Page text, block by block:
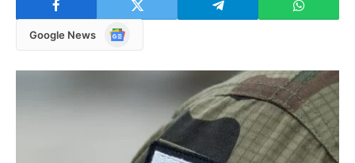
Google News
Google